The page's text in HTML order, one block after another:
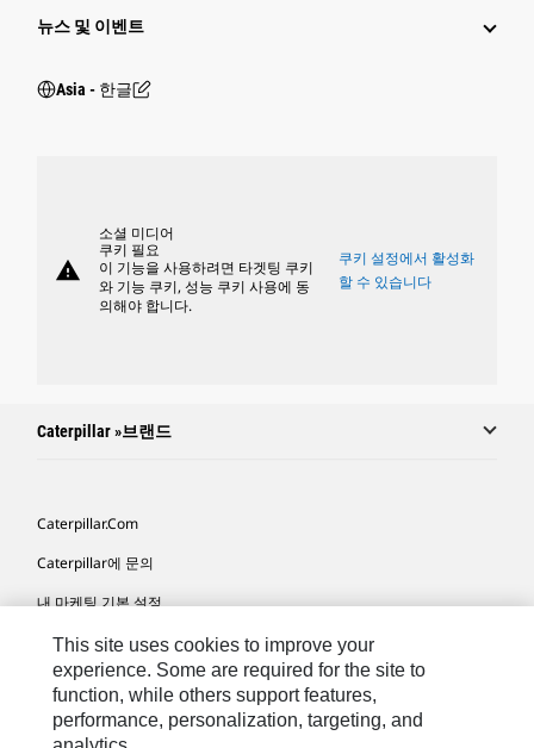
뉴스 및 이벤트
Asia - 한글
warning
소셜 미디어
쿠키 필요
이 기능을 사용하려면 타겟팅 쿠키
와 기능 쿠키, 성능 쿠키 사용에 동
의해야 합니다.
쿠키 설정에서 활성화
할 수 있습니다
Caterpillar »브랜드
Caterpillar.com
Caterpillar에 문의
내 마케팅 기본 설정
사이트 맵
Cookie Settings
법적 고지
This site uses cookies to improve your
experience. Some are required for the site to
function, while others support features,
performance, personalization, targeting, and